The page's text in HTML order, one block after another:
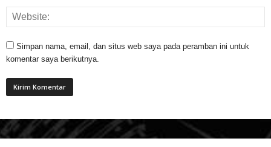
Simpan nama, email, dan situs web saya pada peramban ini untuk
komentar saya berikutnya.